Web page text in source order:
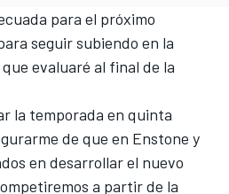
para el próximo
seguir subiendo en la
evaluaré al final de la
la temporada en quinta
de que en Enstone y
en desarrollar el nuevo
a partir de la